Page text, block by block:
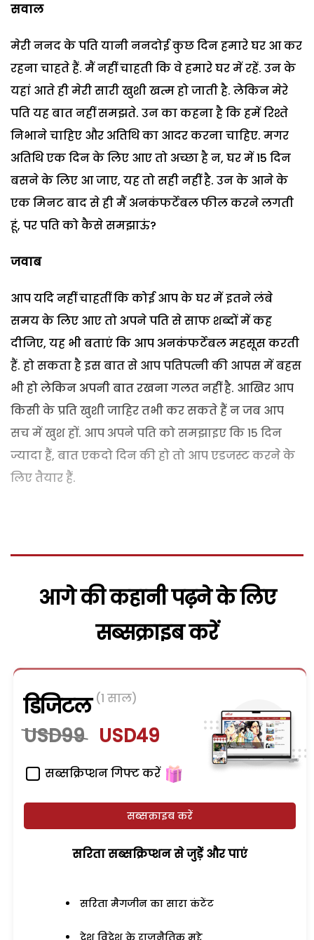
सवाल
मेरी ननद के पति यानी ननदोई कुछ दिन हमारे घर आ कर
रहना चाहते हैं. मैं नहीं चाहती कि वे हमारे घर में रहें. उन के
यहां आते ही मेरी सारी खुशी खत्म हो जाती है. लेकिन मेरे
पति यह बात नहीं समझते. उन का कहना है कि हमें रिश्ते
निभाने चाहिए और अतिथि का आदर करना चाहिए. मगर
अतिथि एक दिन के लिए आए तो अच्छा है न, घर में 15 दिन
बसने के लिए आ जाए, यह तो सही नहीं है. उन के आने के
एक मिनट बाद से ही मैं अनकंफर्टेबल फील करने लगती
हूं, पर पति को कैसे समझाऊं?
जवाब
आप यदि नहीं चाहतीं कि कोई आप के घर में इतने लंबे
समय के लिए आए तो अपने पति से साफ शब्दों में कह
दीजिए, यह भी बताएं कि आप अनकंफर्टेबल महसूस करती
हैं. हो सकता है इस बात से आप पतिपत्नी की आपस में बहस
भी हो लेकिन अपनी बात रखना गलत नहीं है. आखिर आप
किसी के प्रति खुशी जाहिर तभी कर सकते हैं न जब आप
सच में खुश हों. आप अपने पति को समझाइए कि 15 दिन
ज्यादा हैं, बात एकदो दिन की हो तो आप एडजस्ट करने के
लिए तैयार हैं.
आगे की कहानी पढ़ने के लिए
सब्सक्राइब करें
डिजिटल (1 साल)
USD99 USD49
सब्सक्रिप्शन गिफ्ट करें
सब्सक्राइब करें
सरिता सब्सक्रिप्शन से जुड़ेें और पाएं
सरिता मैगजीन का सारा कंटेंट
देश विदेश के राजनैतिक मुद्दे